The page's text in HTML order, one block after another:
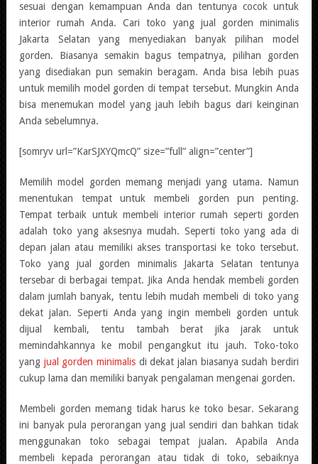
sesuai dengan kemampuan Anda dan tentunya cocok untuk
interior rumah Anda. Cari toko yang jual gorden minimalis
Jakarta Selatan yang menyediakan banyak pilihan model
gorden. Biasanya semakin bagus tempatnya, pilihan gorden
yang disediakan pun semakin beragam. Anda bisa lebih puas
untuk memilih model gorden di tempat tersebut. Mungkin Anda
bisa menemukan model yang jauh lebih bagus dari keinginan
Anda sebelumnya.
[somryv url=”KarSJXYQmcQ” size=”full” align=”center”]
Memilih model gorden memang menjadi yang utama. Namun
menentukan tempat untuk membeli gorden pun penting.
Tempat terbaik untuk membeli interior rumah seperti gorden
adalah toko yang aksesnya mudah. Seperti toko yang ada di
depan jalan atau memiliki akses transportasi ke toko tersebut.
Toko yang jual gorden minimalis Jakarta Selatan tentunya
tersebar di berbagai tempat. Jika Anda hendak membeli gorden
dalam jumlah banyak, tentu lebih mudah membeli di toko yang
dekat jalan. Seperti Anda yang ingin membeli gorden untuk
dijual kembali, tentu tambah berat jika jarak untuk
memindahkannya ke mobil pengangkut itu jauh. Toko-toko
yang jual gorden minimalis di dekat jalan biasanya sudah berdiri
cukup lama dan memiliki banyak pengalaman mengenai gorden.
Membeli gorden memang tidak harus ke toko besar. Sekarang
ini banyak pula perorangan yang jual sendiri dan bahkan tidak
menggunakan toko sebagai tempat jualan. Apabila Anda
membeli kepada perorangan atau tidak di toko, sebaiknya